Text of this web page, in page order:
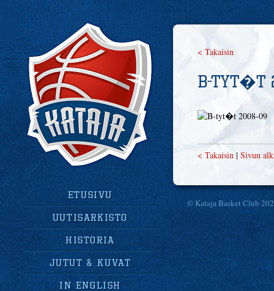
Etusivu
uutisarkisto
historia
jutut & kuvat
in english
< Takaisin
B-tyt�t
< Takaisin | Sivun
© Kataja Basket Club